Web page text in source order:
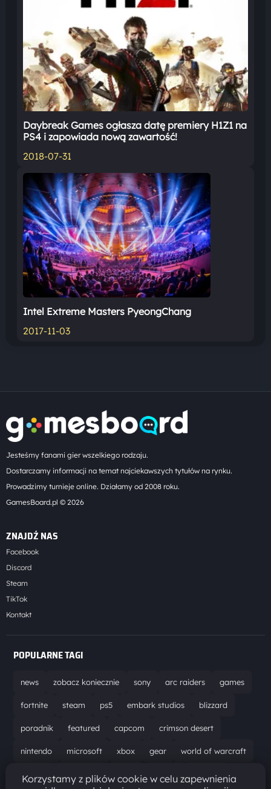
Daybreak Games ogłasza datę premiery H1Z1 na
PS4 i zapowiada nową zawartość!
2018-07-31
Intel Extreme Masters PyeongChang
2017-11-03
Jesteśmy fanami gier wszelkiego rodzaju.
Dostarczamy informacji na temat najciekawszych tytułów na rynku.
Prowadzimy turnieje online. Działamy od 2008 roku.
GamesBoard.pl © 2026
ZNAJDŹ NAS
Facebook
Discord
Steam
TikTok
Kontakt
POPULARNE TAGI
news zobacz koniecznie sony arc raiders games
fortnite steam ps5 embark studios blizzard
poradnik featured capcom crimson desert
nintendo microsoft xbox gear world of warcraft
solucja marathon ubisoft bungie recenzja
Korzystamy z plików cookie w celu zapewnienia